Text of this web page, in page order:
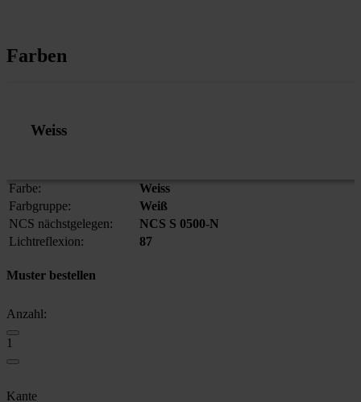
Farben
Weiss
Farbe:
Weiss
Farbgruppe:
Weiß
NCS nächstgelegen:
NCS S 0500-N
Lichtreflexion:
87
Muster bestellen
Anzahl:
1
Kante